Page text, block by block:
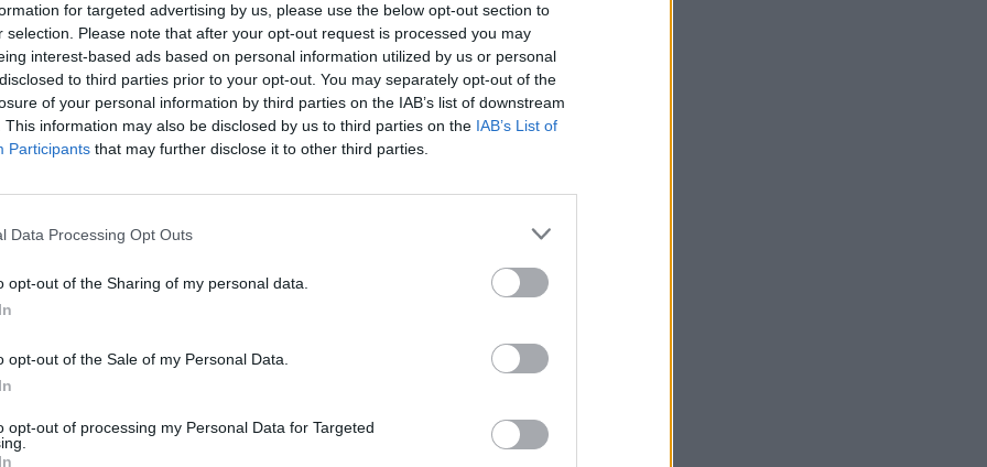
for targeted advertising by us, please use the below opt-out section to
selection. Please note that after your opt-out request is processed you may
interest-based ads based on personal information utilized by us or personal
to third parties prior to your opt-out. You may separately opt-out of the
of your personal information by third parties on the IAB’s list of downstream
This information may also be disclosed by us to third parties on the IAB’s List of
Participants that may further disclose it to other third parties.
Data Processing Opt Outs
opt-out of the Sharing of my personal data.
opt-out of the Sale of my Personal Data.
opt-out of processing my Personal Data for Targeted
apetece estar”,a Comunidade Intermunicipal
de Natal, que decorre maioritariamente online
do território, associando-o a tradições e
natalício».
interactivo, que começou no início do mês e se
o melhor que o território oferece nesta época: o
ou oferecer, as principais tradições e as
de Natal nos 14 municípios».
ao jornal “Todas as Beiras”, através das redes
possível abrir janelas do “Calendário do
do território», evidenciando que «as janelas tanto
local, um mercado de Natal ou um
deste território, por exemplo». Em paralelo,